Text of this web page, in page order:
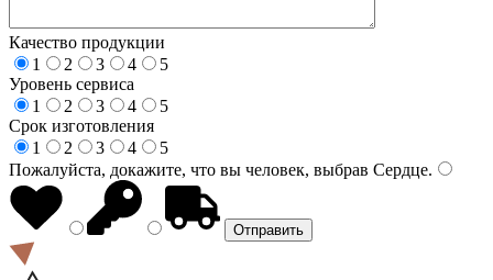
Качество продукции
1
2 3 4
5
Уровень сервиса
1
2 3 4
5
Срок изготовления
1
2 3 4
5
Пожалуйста, докажите, что вы человек, выбрав Сердце.